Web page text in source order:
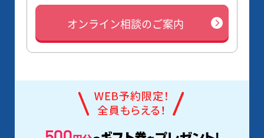
オンライン相談のご案内